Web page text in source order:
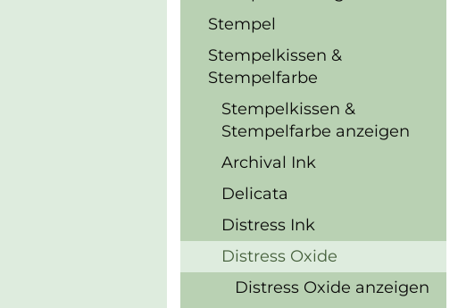
Stempel
Stempelkissen &
Stempelfarbe
Stempelkissen &
Stempelfarbe anzeigen
Archival Ink
Delicata
Distress Ink
Distress Oxide
Distress Oxide anzeigen